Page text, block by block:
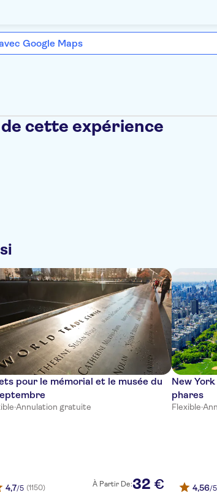
Google Maps
cette expérience
pour le mémorial et le musée du
·Annulation gratuite
4,7/5 (1150) À Partir De:32 €
New
phares
Flexible·
4,56/5